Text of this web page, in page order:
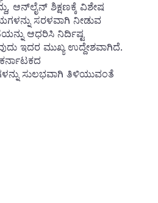
ಆನ್‌ಲೈನ್ ಶಿಕ್ಷಣಕ್ಕೆ ವಿಶೇಷ
ಸರಳವಾಗಿ ನೀಡುವ
ಆಧರಿಸಿ ನಿರ್ದಿಷ್ಟ
ಇದರ ಮುಖ್ಯ ಉದ್ದೇಶವಾಗಿದೆ.
ಸುಲಭವಾಗಿ ತಿಳಿಯುವಂತೆ